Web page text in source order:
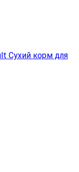
Сухий корм для